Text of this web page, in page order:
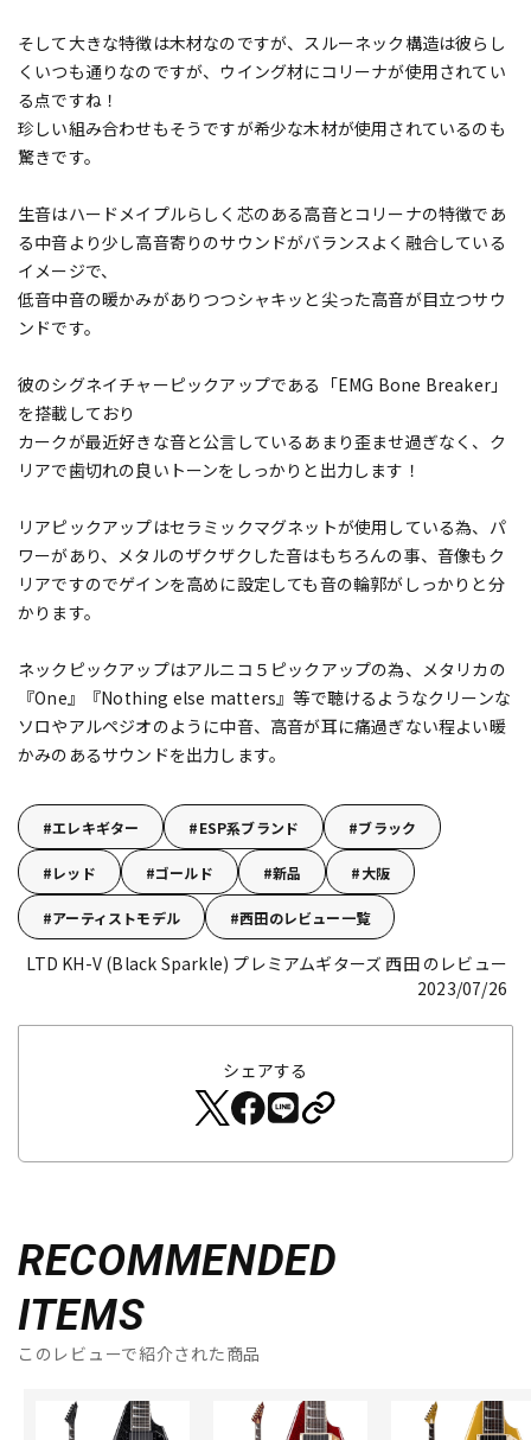
そして大きな特徴は木材なのですが、スルーネック構造は彼らし
くいつも通りなのですが、ウイング材にコリーナが使用されてい
る点ですね！
珍しい組み合わせもそうですが希少な木材が使用されているのも
驚きです。
生音はハードメイプルらしく芯のある高音とコリーナの特徴であ
る中音より少し高音寄りのサウンドがバランスよく融合している
イメージで、
低音中音の暖かみがありつつシャキッと尖った高音が目立つサウ
ンドです。
彼のシグネイチャーピックアップである「EMG Bone Breaker」
を搭載しており
カークが最近好きな音と公言しているあまり歪ませ過ぎなく、ク
リアで歯切れの良いトーンをしっかりと出力します！
リアピックアップはセラミックマグネットが使用している為、パ
ワーがあり、メタルのザクザクした音はもちろんの事、音像もク
リアですのでゲインを高めに設定しても音の輪郭がしっかりと分
かります。
ネックピックアップはアルニコ５ピックアップの為、メタリカの
『One』『Nothing else matters』等で聴けるようなクリーンな
ソロやアルペジオのように中音、高音が耳に痛過ぎない程よい暖
かみのあるサウンドを出力します。
エレキギター ESP系ブランド ブラック
レッド ゴールド 新品 大阪
アーティストモデル 西田のレビュー一覧
LTD KH-V (Black Sparkle) プレミアムギターズ 西田 のレビュー
2023/07/26
シェアする
RECOMMENDED
ITEMS
このレビューで紹介された商品